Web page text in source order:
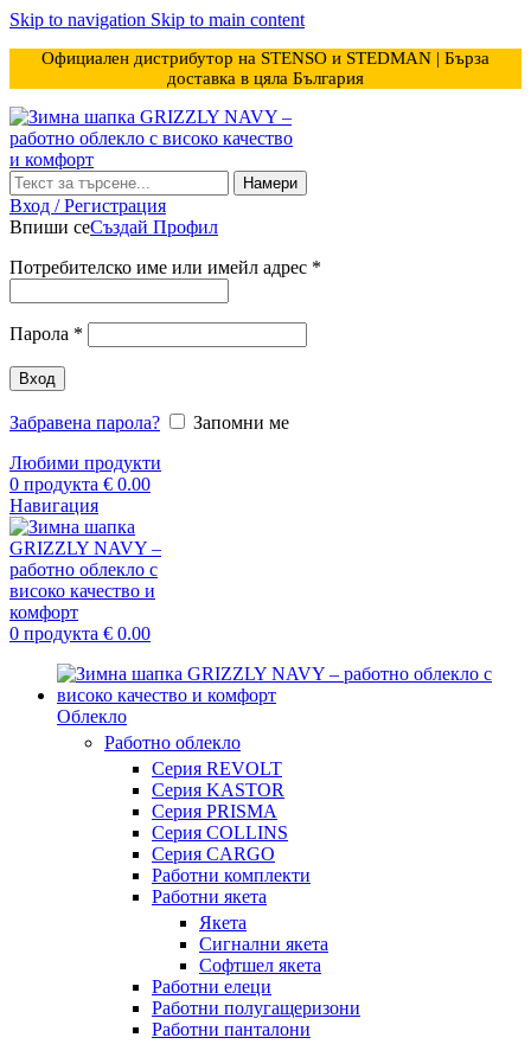
Skip to navigation Skip to main content
Официален дистрибутор на STENSO и STEDMAN | Бърза
доставка в цяла България
Намери
Вход / Регистрация
Впиши сеСъздай Профил
Потребителско име или имейл адрес *
Парола *
Вход
Забравена парола?
Запомни ме
Любими продукти
0 продукта € 0.00
Навигация
0 продукта € 0.00
Облекло
Работно облекло
Серия REVOLT
Серия KASTOR
Серия PRISMA
Серия COLLINS
Серия CARGO
Работни комплекти
Работни якета
Якета
Сигнални якета
Софтшел якета
Работни елеци
Работни полугащеризони
Работни панталони